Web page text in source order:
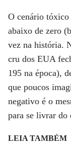
O cenário tóxico
abaixo de zero
vez na história.
cru dos EUA
195 na época),
que poucos
negativo é o
para se livrar do
LEIA TAMBÉM